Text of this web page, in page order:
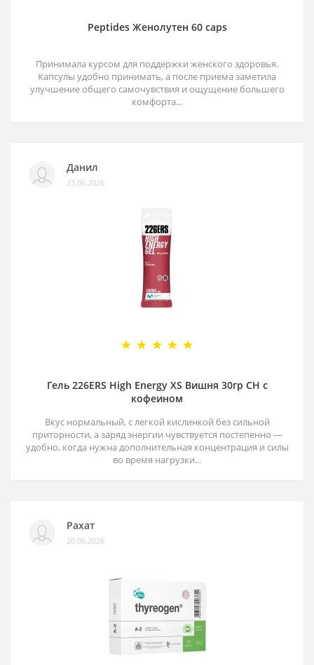
Peptides Женолутен 60 caps
Принимала курсом для поддержки женского здоровья.
Капсулы удобно принимать, а после приема заметила
улучшение общего самочувствия и ощущение большего
комфорта...
Данил
23.06.2026
Гель 226ERS High Energy XS Вишня 30гр CH с
кофеином
Вкус нормальный, с легкой кислинкой без сильной
приторности, а заряд энергии чувствуется постепенно —
удобно, когда нужна дополнительная концентрация и силы
во время нагрузки...
Рахат
20.06.2026